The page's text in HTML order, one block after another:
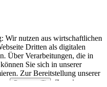
Wir nutzen aus wirtschaftlichen
Dritten als digitalen
Über Verarbeitungen, die in
Sie sich in unserer
Zur Bereitstellung unserer
Partnern (5)
. Zwecke: